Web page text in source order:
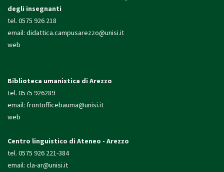
degli insegnanti
tel. 0575 926 218
email: didattica.campusarezzo@unisi.it
web
Biblioteca umanistica di Arezzo
tel. 0575 926289
email: frontofficebauma@unisi.it
web
Centro linguistico di Ateneo - Arezzo
tel. 0575 926 221-384
email: cla-ar@unisi.it